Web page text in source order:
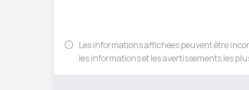
Les informations affichées peuvent être
les informations et les avertissements les